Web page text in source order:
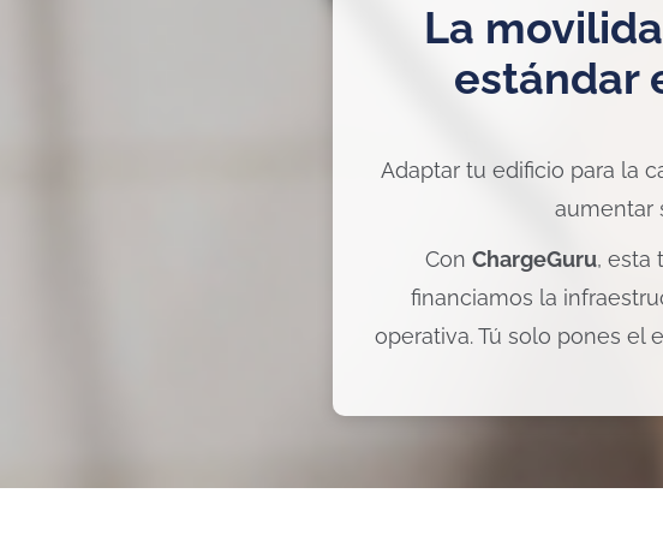
La
estándar
Adaptar tu edificio para la
aumentar
Con ChargeGuru, esta
financiamos la
operativa. Tú solo pones el